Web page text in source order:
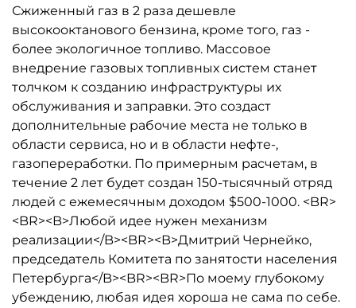
Сжиженный газ в 2 раза дешевле
высокооктанового бензина, кроме того, газ -
более экологичное топливо. Массовое
внедрение газовых топливных систем станет
толчком к созданию инфраструктуры их
обслуживания и заправки. Это создаст
дополнительные рабочие места не только в
области сервиса, но и в области нефте-,
газопереработки. По примерным расчетам, в
течение 2 лет будет создан 150-тысячный отряд
людей с ежемесячным доходом $500-1000. <BR>
<BR><B>Любой идее нужен механизм
реализации</B><BR><B>Дмитрий Чернейко,
председатель Комитета по занятости населения
Петербурга</B><BR><BR>По моему глубокому
убеждению, любая идея хороша не сама по себе.